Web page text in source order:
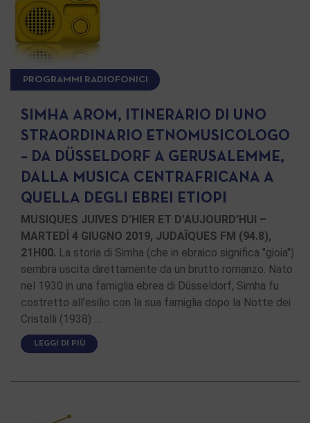
PROGRAMMI RADIOFONICI
SIMHA AROM, ITINERARIO DI UNO
STRAORDINARIO ETNOMUSICOLOGO
– DA DÜSSELDORF A GERUSALEMME,
DALLA MUSICA CENTRAFRICANA A
QUELLA DEGLI EBREI ETIOPI
MUSIQUES JUIVES D’HIER ET D’AUJOURD’HUI –
MARTEDÌ 4 GIUGNO 2019, JUDAÏQUES FM (94.8),
21H00. La storia di Simha (che in ebraico significa "gioia")
sembra uscita direttamente da un brutto romanzo. Nato
nel 1930 in una famiglia ebrea di Düsseldorf, Simha fu
costretto all'esilio con la sua famiglia dopo la Notte dei
Cristalli (1938) …
LEGGI DI PIÙ